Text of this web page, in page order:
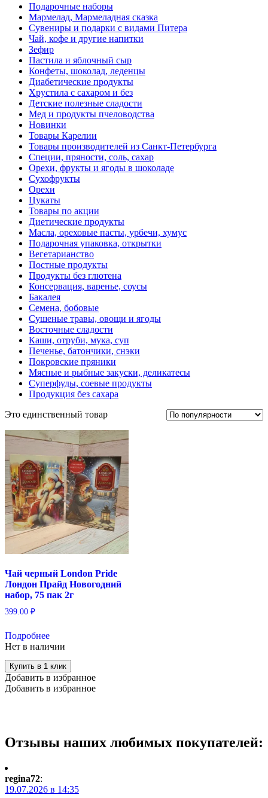
Подарочные наборы
Мармелад, Мармеладная сказка
Сувениры и подарки с видами Питера
Чай, кофе и другие напитки
Зефир
Пастила и яблочный сыр
Конфеты, шоколад, леденцы
Диабетические продукты
Хрустила с сахаром и без
Детские полезные сладости
Мед и продукты пчеловодства
Новинки
Товары Карелии
Товары производителей из Санкт-Петербурга
Специи, пряности, соль, сахар
Орехи, фрукты и ягоды в шоколаде
Сухофрукты
Орехи
Цукаты
Товары по акции
Диетические продукты
Масла, ореховые пасты, урбечи, хумус
Подарочная упаковка, открытки
Вегетарианство
Постные продукты
Продукты без глютена
Консервация, варенье, соусы
Бакалея
Семена, бобовые
Сушеные травы, овощи и ягоды
Восточные сладости
Каши, отруби, мука, суп
Печенье, батончики, снэки
Покровские пряники
Мясные и рыбные закуски, деликатесы
Суперфуды, соевые продукты
Продукция без сахара
Это единственный товар
Чай черный London Pride
Лондон Прайд Новогодний
набор, 75 пак 2г
399.00 ₽
Подробнее
Нет в наличии
Купить в 1 клик
Добавить в избранное
Добавить в избранное
Отзывы наших любимых покупателей:
regina72:
19.07.2026 в 14:35